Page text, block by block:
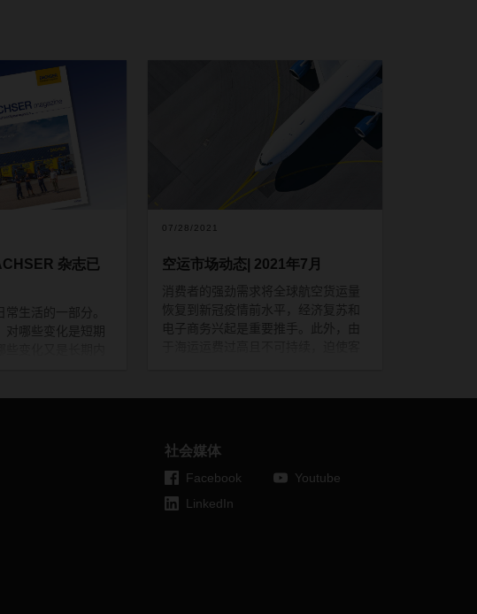
杂志已
生活的一部分。
对哪些变化是短期
的典范。
07/28/2021
空运市场动态| 2021年7月
消费者的强劲需求将全球航空货运量
恢复到新冠疫情前水平，经济复苏和
电子商务兴起是重要推手。此外，由
下降，2021年5月，航空货运费仅比
疑加大了航空货运的竞争力。此外，
海运市场的整体严峻形势也使得航空
货运的需求不断增加。
由于机腹空间不足，航空货运能力仍
社会媒体
Facebook
LinkedIn
Youtube